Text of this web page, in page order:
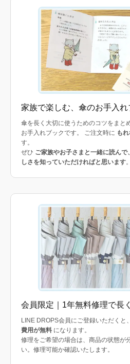
家族で楽しむ、傘のお手入れ
傘を長く大切に使うためのコツをまと
お手入れブックです。 ご注文時に も
す。
ぜひ ご家族やお子さまと一緒に読ん
しさを知っていただければと思います。
会員限定｜1年無料修理で長
LINE DROPS会員にご登録いただくと、
費用が無料 になります。
修理をご希望の場合は、商品の状態が
い。修理可能か確認いたします。